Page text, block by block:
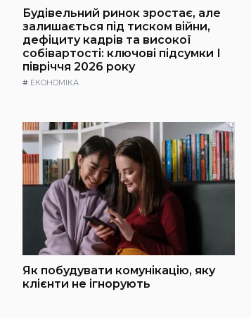
Будівельний ринок зростає, але
залишається під тиском війни,
дефіциту кадрів та високої
собівартості: ключові підсумки І
півріччя 2026 року
# ЕКОНОМІКА
Як побудувати комунікацію, яку
клієнти не ігнорують